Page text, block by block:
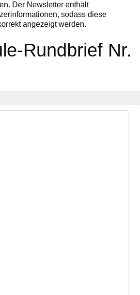
Der Newsletter enthält
sodass diese
angezeigt werden.
Rundbrief Nr.